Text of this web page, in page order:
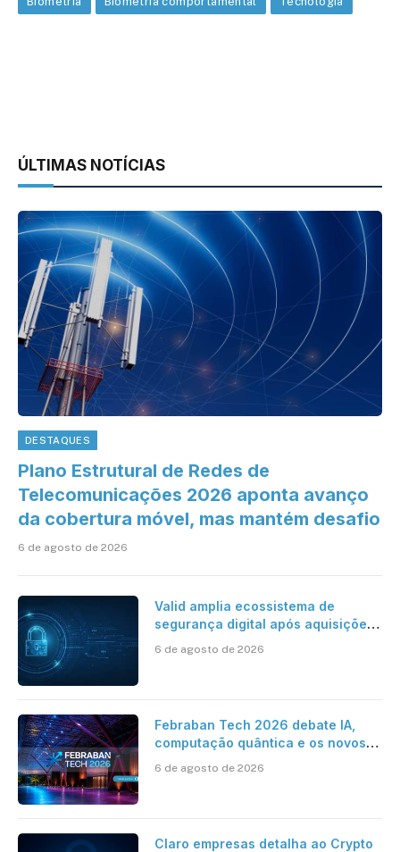
ÚLTIMAS NOTÍCIAS
DESTAQUES
Plano Estrutural de Redes de
Telecomunicações 2026 aponta avanço
da cobertura móvel, mas mantém desafio
6 de agosto de 2026
Valid amplia ecossistema de
segurança digital após aquisições
6 de agosto de 2026
Febraban Tech 2026 debate IA,
computação quântica e os novos
6 de agosto de 2026
Claro empresas detalha ao Crypto